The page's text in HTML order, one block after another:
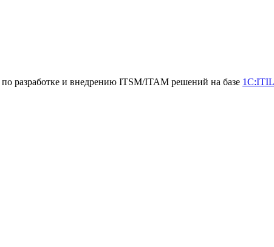
по разработке и внедрению ITSM/ITAM решений на базе